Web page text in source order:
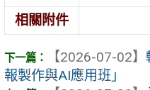
相關附件
【2026-07-02】
報製作與AI應用班」